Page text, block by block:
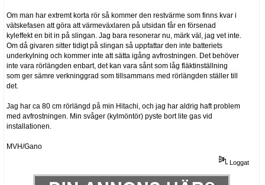
Om man har extremt korta rör så kommer den restvärme som finns kvar i
vätskefasen att göra att värmeväxlaren på utsidan får en försenad
kyleffekt en bit in på slingan. Jag bara resonerar nu, märk väl, jag vet inte.
Om då givaren sitter tidigt på slingan så uppfattar den inte batteriets
underkylning och kommer inte att sätta igång avfrostningen. Det behöver
inte vara rörlängden enbart, det kan vara sånt som låg fläktinställning
som ger sämre verkninggrad som tillsammans med rörlängden ställer till
det.
Jag har ca 80 cm rörlängd på min Hitachi, och jag har aldrig haft problem
med avfrostningen. Min svåger (kylmöntör) pyste bort lite gas vid
installationen.
MVH/Gano
Loggat